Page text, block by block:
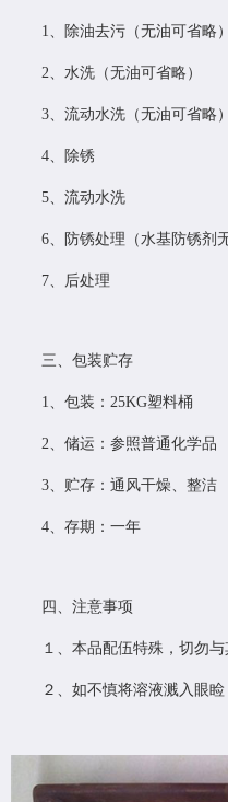
1、除油去污（无油可省略）
2、水洗（无油可省略）
3、流动水洗（无油可省略）
4、除锈
5、流动水洗
6、防锈处理（水基防锈剂
7、后处理
三、包装贮存
1、包装：25KG塑料桶
2、储运：参照普通化学品
3、贮存：通风干燥、整洁
4、存期：一年
四、注意事项
１、本品配伍特殊，切勿与
２、如不慎将溶液溅入眼睑